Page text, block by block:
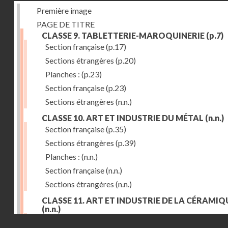
Première image
PAGE DE TITRE
CLASSE 9. TABLETTERIE-MAROQUINERIE (p.7)
Section française(p.17)
Sections étrangères (p.20)
Planches : (p.23)
Section française(p.23)
Sections étrangères (n.n.)
CLASSE 10. ART ET INDUSTRIE DU MÉTAL (n.n.)
Section française(p.35)
Sections étrangères (p.39)
Planches : (n.n.)
Section française(n.n.)
Sections étrangères (n.n.)
CLASSE 11. ART ET INDUSTRIE DE LA
(n.n.)